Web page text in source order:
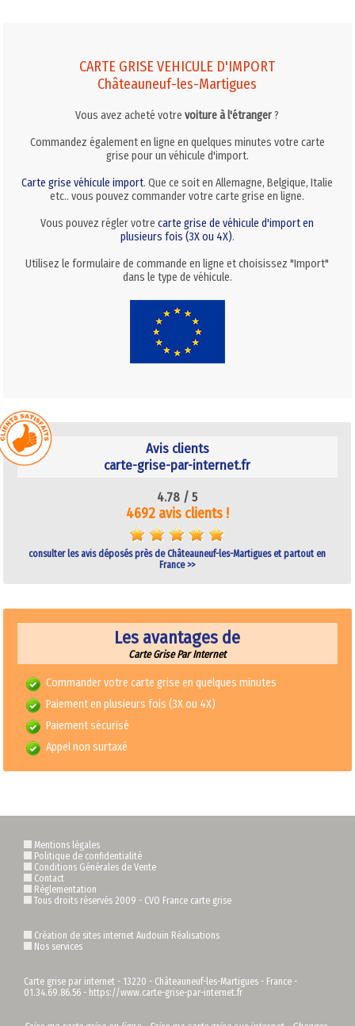
CARTE GRISE VEHICULE D'IMPORT
Châteauneuf-les-Martigues
Vous avez acheté votrevoiture à l'étranger?
Commandez également en ligne en quelques minutes votre carte
grise pour un véhicule d'import.
Carte grise véhicule import. Que ce soit en Allemagne, Belgique, Italie
etc.. vous pouvez commander votre carte grise en ligne.
Vous pouvez régler votrecarte grise de véhicule d'import en
plusieurs fois (3X ou 4X).
Utilisez le formulaire de commande en ligne et choisissez "Import"
dans le type de véhicule.
Avis clients
carte-grise-par-internet.fr
4.78 /5
4692 avis clients !
consulter les avis déposés près de Châteauneuf-les-Martigues et partout en
France >>
Les avantages de
Carte Grise Par Internet
Commander votre carte grise en quelques minutes
Paiement en plusieurs fois (3X ou 4X)
Paiement sécurisé
Appel non surtaxé
Mentions légales
Politique de confidentialité
Conditions Générales de Vente
Contact
Règlementation
Tous droits réservés 2009 - CVO France carte grise
Création de sites internet Audouin Réalisations
Nos services
Carte grise par internet - 13220 - Châteauneuf-les-Martigues - France -
01.34.69.86.56 - https://www.carte-grise-par-internet.fr